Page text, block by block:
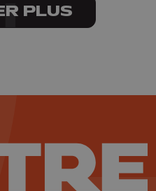
PLUS